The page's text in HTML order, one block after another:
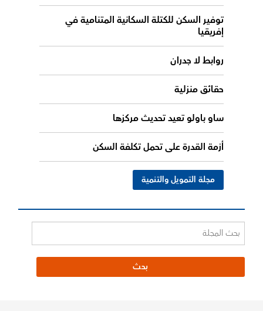
توفير السكن للكتلة السكانية المتنامية في
إفريقيا
روابط لا جدران
حقائق منزلية
ساو باولو تعيد تحديث مركزها
أزمة القدرة على تحمل تكلفة السكن
مجلة التمويل والتنمية